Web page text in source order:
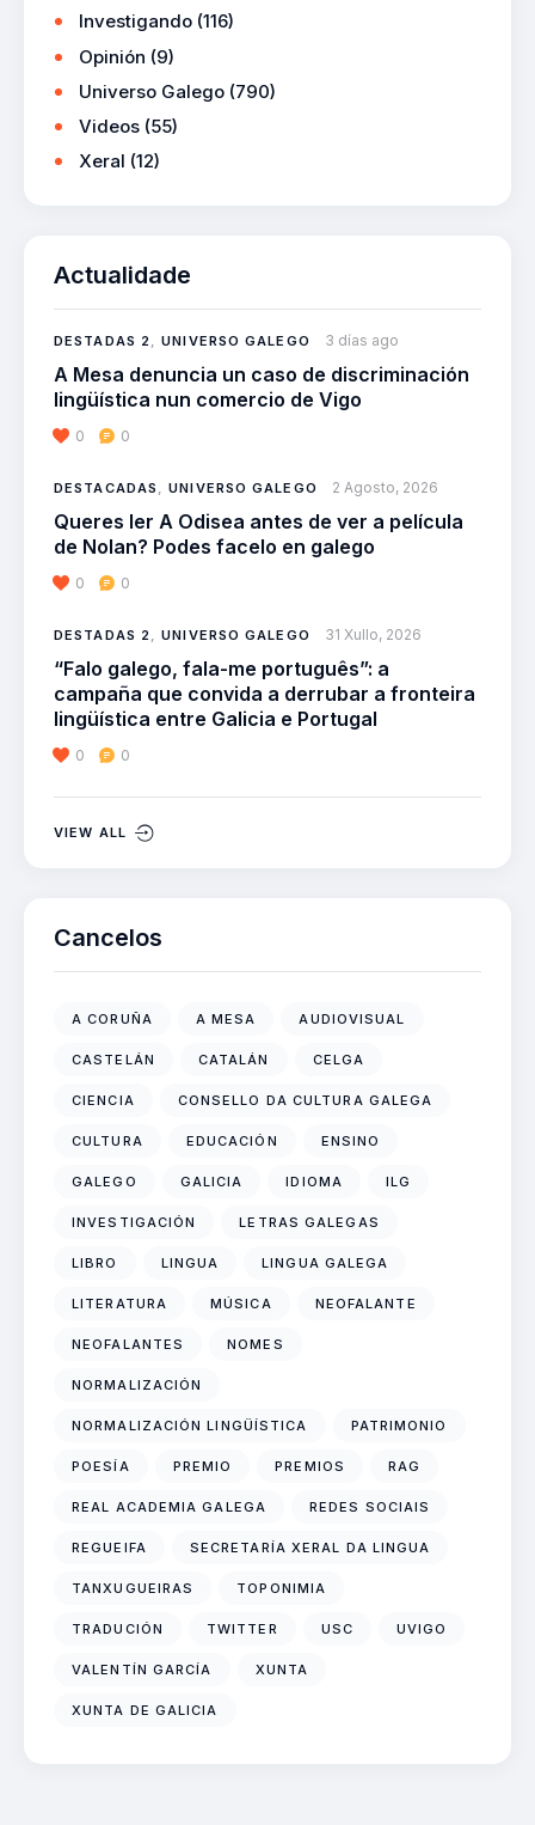
Investigando (116)
Opinión (9)
Universo Galego (790)
Videos (55)
Xeral (12)
Actualidade
DESTADAS 2,UNIVERSO GALEGO 3 días ago
A Mesa denuncia un caso de discriminación
lingüística nun comercio de Vigo
0 0
DESTACADAS ,UNIVERSO GALEGO 2 Agosto, 2026
Queres ler A Odisea antes de ver a película
de Nolan? Podes facelo en galego
0 0
DESTADAS 2,UNIVERSO GALEGO 31 Xullo, 2026
“Falo galego, fala-me português”: a
campaña que convida a derrubar a fronteira
lingüística entre Galicia e Portugal
0 0
VIEW ALL
Cancelos
A CORUÑA A MESA AUDIOVISUAL
CASTELÁN CATALÁN CELGA
CIENCIA CONSELLO DA CULTURA GALEGA
CULTURA EDUCACIÓN ENSINO
GALEGO GALICIA IDIOMA ILG
INVESTIGACIÓN LETRAS GALEGAS
LIBRO LINGUA LINGUA GALEGA
LITERATURA MÚSICA NEOFALANTE
NEOFALANTES NOMES
NORMALIZACIÓN
NORMALIZACIÓN LINGÜÍSTICA PATRIMONIO
POESÍA PREMIO PREMIOS RAG
REAL ACADEMIA GALEGA REDES SOCIAIS
REGUEIFA SECRETARÍA XERAL DA LINGUA
TANXUGUEIRAS TOPONIMIA
TRADUCIÓN TWITTER USC UVIGO
VALENTÍN GARCÍA XUNTA
XUNTA DE GALICIA